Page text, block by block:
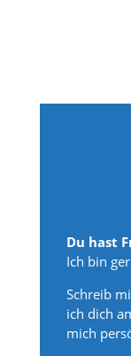
Du hast
Ich bin
Schreib
ich dich
mich